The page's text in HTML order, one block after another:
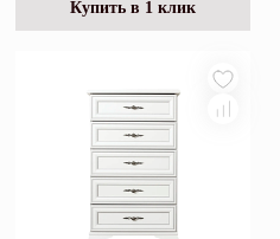
Купить в 1 клик